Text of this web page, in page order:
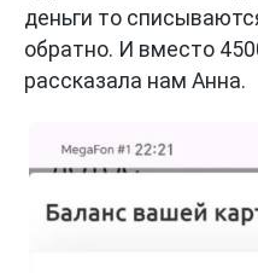
деньги то
обратно. И вместо
рассказала нам Анна.